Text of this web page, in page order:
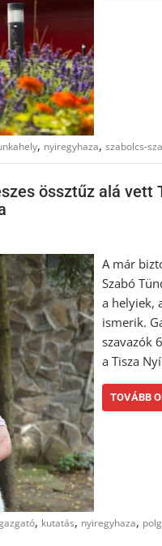
, nyiregyhaza, szabolcs-
össztűz alá vett
A már
Szabó
a helyiek,
ismerik.
szavazók
a Tisza
TOVÁBB
, kutatás, nyiregyhaza,